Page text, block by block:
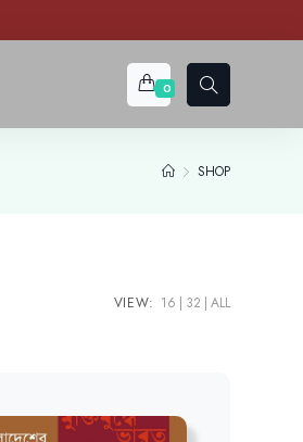
0
SHOP
VIEW: 16 32 ALL